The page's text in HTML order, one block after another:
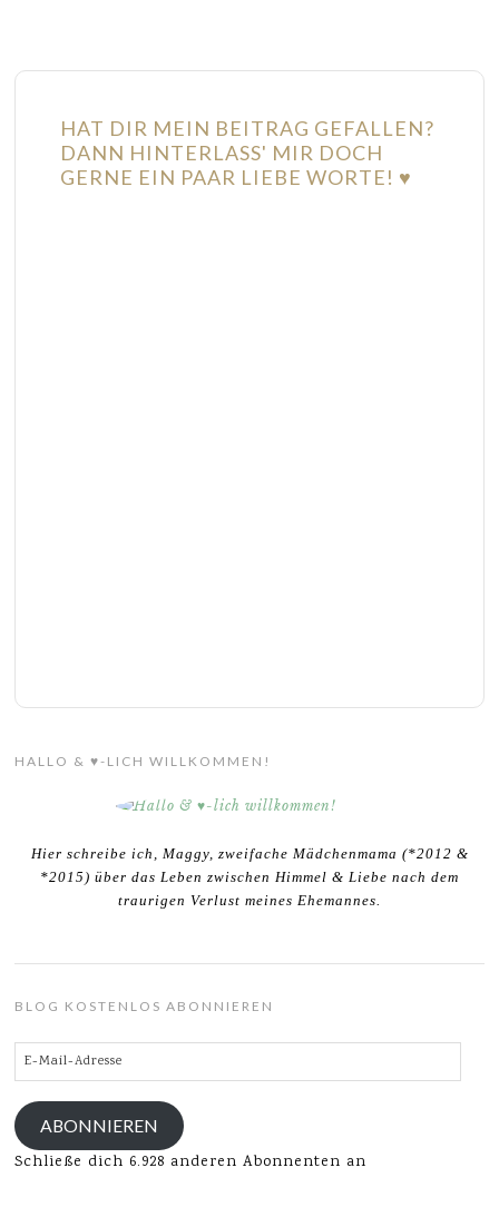
HAT DIR MEIN BEITRAG GEFALLEN?
DANN HINTERLASS' MIR DOCH
GERNE EIN PAAR LIEBE WORTE! ♥
HALLO & ♥-LICH WILLKOMMEN!
Hier schreibe ich, Maggy, zweifache Mädchenmama (*2012 &
*2015) über das Leben zwischen Himmel & Liebe nach dem
traurigen Verlust meines Ehemannes.
BLOG KOSTENLOS ABONNIEREN
E-
Mail-
Adresse
ABONNIEREN
Schließe dich 6.928 anderen Abonnenten an